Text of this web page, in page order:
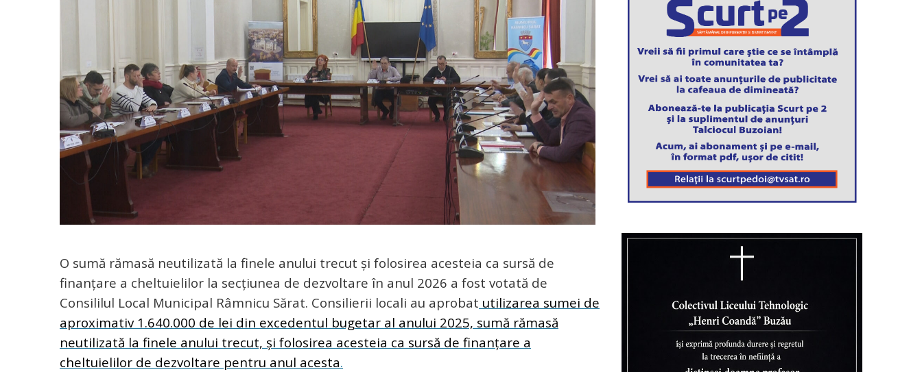
O sumă rămasă neutilizată la finele anului trecut și folosirea acesteia ca sursă de
finanțare a cheltuielilor la secțiunea de dezvoltare în anul 2026 a fost votată de
Consililul Local Municipal Râmnicu Sărat. Consilierii locali au aprobat utilizarea sumei de
aproximativ 1.640.000 de lei din excedentul bugetar al anului 2025, sumă rămasă
neutilizată la finele anului trecut, și folosirea acesteia ca sursă de finanțare a
cheltuielilor de dezvoltare pentru anul acesta.